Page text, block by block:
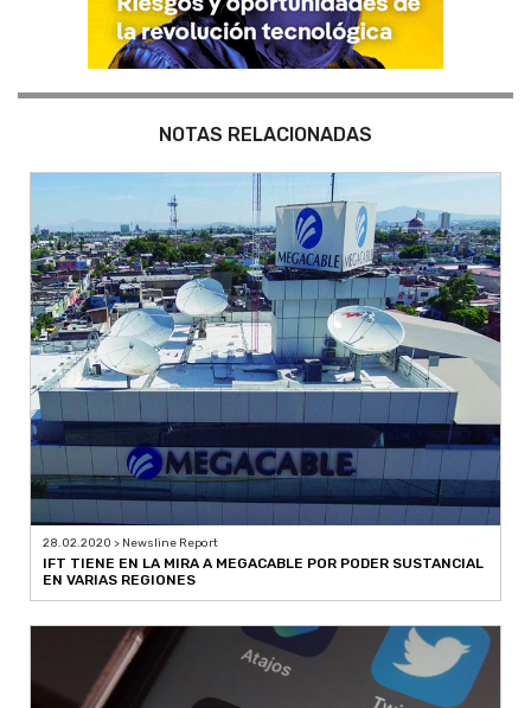
NOTAS RELACIONADAS
28.02.2020 > Newsline Report
IFT TIENE EN LA MIRA A MEGACABLE POR PODER SUSTANCIAL
EN VARIAS REGIONES